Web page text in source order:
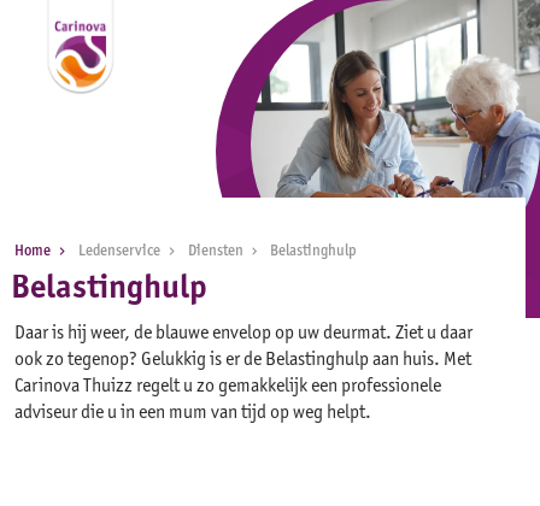
Home Ledenservice Diensten Belastinghulp
Belastinghulp
Daar is hij weer, de blauwe envelop op uw deurmat. Ziet u daar
ook zo tegenop? Gelukkig is er de Belastinghulp aan huis. Met
Carinova Thuizz regelt u zo gemakkelijk een professionele
adviseur die u in een mum van tijd op weg helpt.